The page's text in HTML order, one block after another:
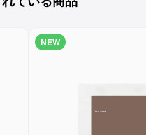
NEW